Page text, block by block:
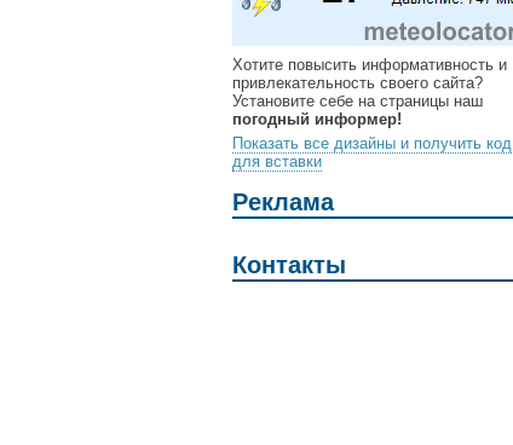
Хотите повысить информативность и
привлекательность своего сайта?
Установите себе на страницы наш
погодный информер!
Показать все дизайны и получить код
для вставки
Реклама
Контакты